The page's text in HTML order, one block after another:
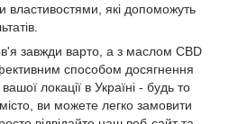
властивостями, які допоможуть
завжди варто, а з маслом CBD
способом досягнення
локації в Україні - будь то
ви можете легко замовити